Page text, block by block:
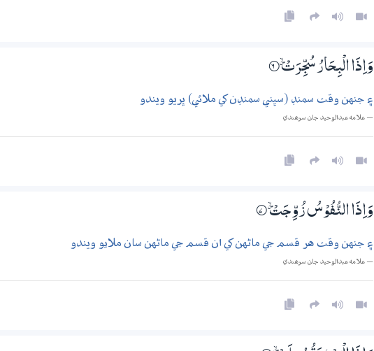
وَاِذَا الْبِحَارُ سُجِّرَتْ ۽ 6‏۝
۽ جنهن وقت سمنڊ (سڀني سمنڊن کي ملائي) ڀريو ويندو
— علامه عبدالوحيد جان سرھندي
وَاِذَا النُّفُوْسُ زُوِّجَتْ ۽ 7‏۝
۽ جنهن وقت هر قسم جي ماڻهن کي ان قسم جي ماڻهن سان ملايو ويندو
— علامه عبدالوحيد جان سرھندي